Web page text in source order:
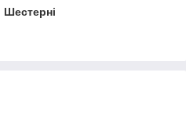
Шестерні